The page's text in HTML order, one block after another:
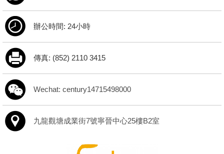
辦公時間: 24小時
傳真: (852) 2110 3415
Wechat: century14715498000
九龍觀塘成業街7號寧晉中心25樓B2室